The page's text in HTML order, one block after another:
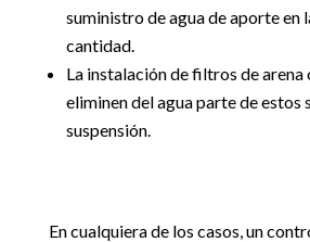
suministro de agua de aporte en
cantidad.
La instalación de filtros de arena
eliminen del agua parte de estos
suspensión.
En cualquiera de los casos, un